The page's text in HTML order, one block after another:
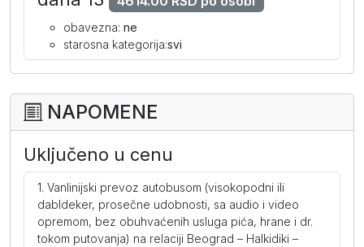
obavezna: ne
starosna kategorija:svi
NAPOMENE
Uključeno u cenu
Vanlinijski prevoz autobusom (visokopodni ili
dabldeker, prosečne udobnosti, sa audio i video
opremom, bez obuhvaćenih usluga pića, hrane i dr.
tokom putovanja) na relaciji Beograd – Halkidiki –